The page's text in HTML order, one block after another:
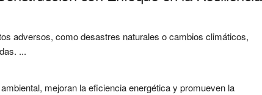
adversos, como desastres naturales o cambios climáticos,
...
mejoran la eficiencia energética y promueven la